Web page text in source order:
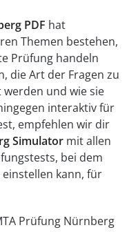
PDF hat
Themen bestehen,
Prüfung handeln
die Art der Fragen zu
und wie sie
interaktiv für
empfehlen wir dir
Simulator mit allen
bei dem
kann, für
Prüfung Nürnberg